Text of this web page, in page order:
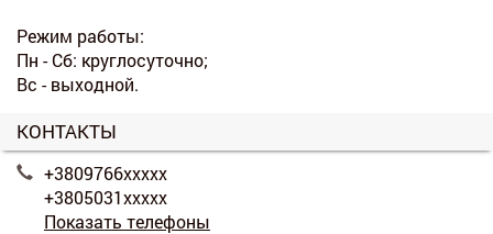
Режим работы:
Пн - Сб: круглосуточно;
Вс - выходной.
КОНТАКТЫ
+3809766xxxxx
+3805031xxxxx
Показать телефоны